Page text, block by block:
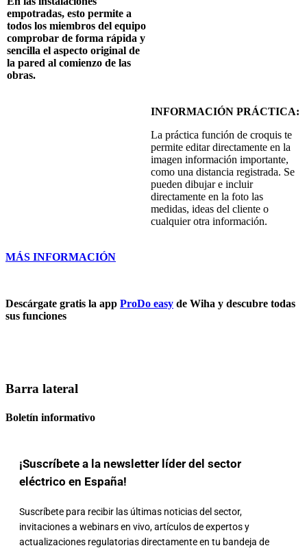
empotradas, esto permite a
todos los miembros del equipo
comprobar de forma rápida y
sencilla el aspecto original de
la pared al comienzo de las
obras.
INFORMACIÓN PRÁCTICA:
La práctica función de croquis te
permite editar directamente en la
imagen información importante,
como una distancia registrada. Se
pueden dibujare incluir
directamente en la foto las
medidas, ideas del cliente o
cualquier otra información.
MÁS INFORMACIÓN
Descárgate gratis la app ProDo easy de Wiha y descubre todas
sus funciones
Barra lateral
Boletín informativo
¡Suscríbete a la newsletter líder del sector
eléctrico en España!
Suscríbete para recibir las últimas noticias del sector,
invitaciones a webinars en vivo, artículos de expertos y
actualizaciones regulatorias directamente en tu bandeja de